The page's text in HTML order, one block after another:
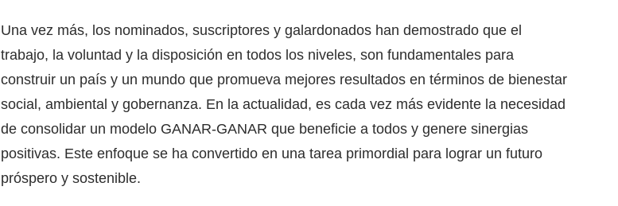
Una vez más, los nominados, suscriptores y galardonados han demostrado que el
trabajo, la voluntad y la disposición en todos los niveles, son fundamentales para
construir un país y un mundo que promueva mejores resultados en términos de bienestar
social, ambiental y gobernanza. En la actualidad, es cada vez más evidente la necesidad
de consolidar un modelo GANAR-GANAR que beneficie a todos y genere sinergias
positivas. Este enfoque se ha convertido en una tarea primordial para lograr un futuro
próspero y sostenible.